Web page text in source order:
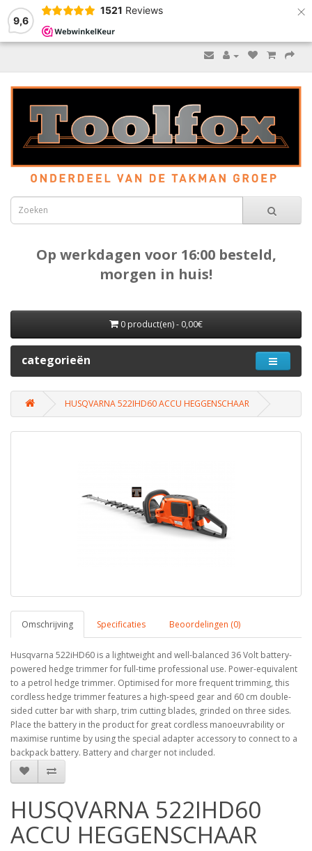
9,6
1521 Reviews ×
Op werkdagen voor 16:00 besteld,
morgen in huis!
0 product(en) - 0,00€
categorieën
HUSQVARNA 522IHD60 ACCU HEGGENSCHAAR
Omschrijving Specificaties Beoordelingen (0)
Husqvarna 522iHD60 is a lightweight and well-balanced 36 Volt battery-
powered hedge trimmer for full-time professional use. Power-equivalent
to a petrol hedge trimmer. Optimised for more frequent trimming, this
cordless hedge trimmer features a high-speed gear and 60 cm double-
sided cutter bar with sharp, trim cutting blades, grinded on three sides.
Place the battery in the product for great cordless manoeuvrability or
maximise runtime by using the special adapter accessory to connect to a
backpack battery. Battery and charger not included.
HUSQVARNA 522IHD60
ACCU HEGGENSCHAAR